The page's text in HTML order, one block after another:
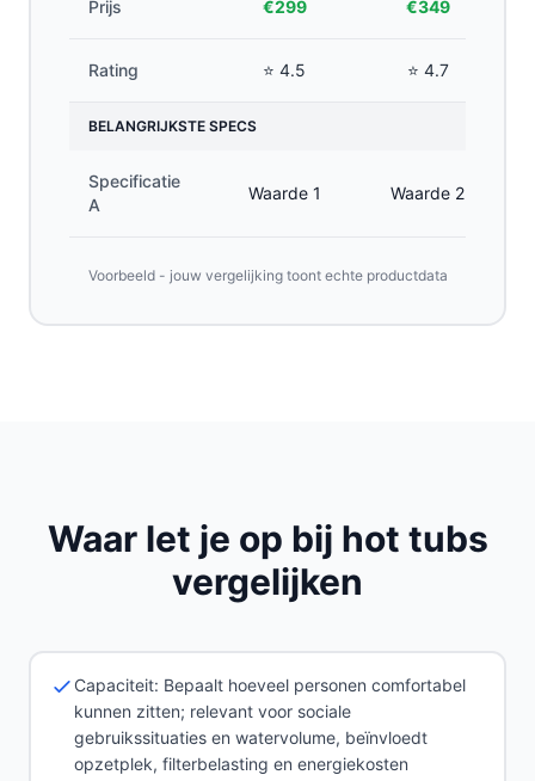
Prijs €299 €349
Rating ⭐ 4.5 ⭐ 4.7
BELANGRIJKSTE SPECS
Specificatie
A
Waarde 1 Waarde 2
Voorbeeld - jouw vergelijking toont echte productdata
Waar let je op bij hot tubs
vergelijken
Capaciteit: Bepaalt hoeveel personen comfortabel
kunnen zitten; relevant voor sociale
gebruikssituaties en watervolume, beïnvloedt
opzetplek, filterbelasting en energiekosten